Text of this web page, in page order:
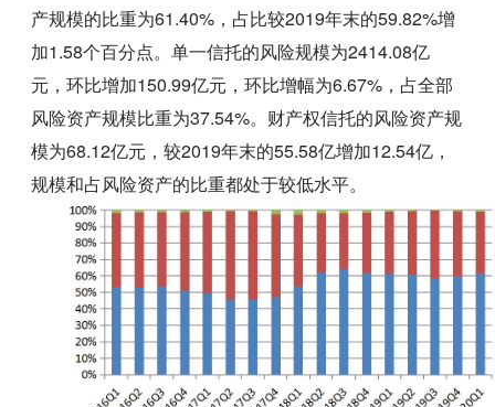
产规模的比重为61.40%，占比较2019年末的59.82%增
加1.58个百分点。单一信托的风险规模为2414.08亿
元，环比增加150.99亿元，环比增幅为6.67%，占全部
风险资产规模比重为37.54%。财产权信托的风险资产规
模为68.12亿元，较2019年末的55.58亿增加12.54亿，
规模和占风险资产的比重都处于较低水平。